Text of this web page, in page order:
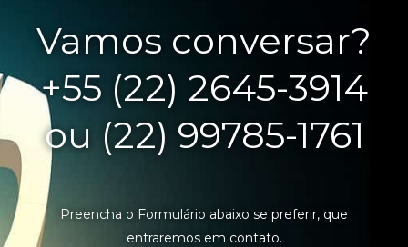
Vamos conversar?
+55 (22) 2645-3914
ou (22) 99785-1761
Preencha o Formulário abaixo se preferir, que
entraremos em contato.